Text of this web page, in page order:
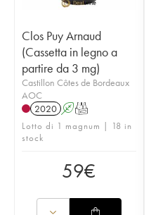
Clos Puy Arnaud
(Cassetta in legno a
partire da 3 mg)
Castillon Côtes de Bordeaux
AOC
2020 AT
Lotto di 1 magnum | 18 in
stock
59€